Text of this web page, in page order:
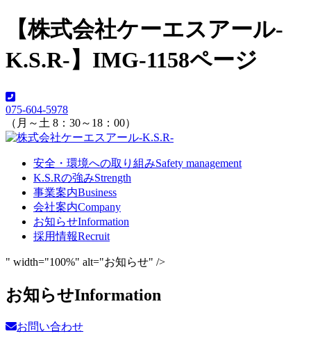
【株式会社ケーエスアール-
K.S.R-】IMG-1158ページ
075-604-5978
（月～土 8：30～18：00）
安全・環境への取り組みSafety management
K.S.Rの強みStrength
事業案内Business
会社案内Company
お知らせInformation
採用情報Recruit
" width="100%" alt="お知らせ" />
お知らせInformation
お問い合わせ